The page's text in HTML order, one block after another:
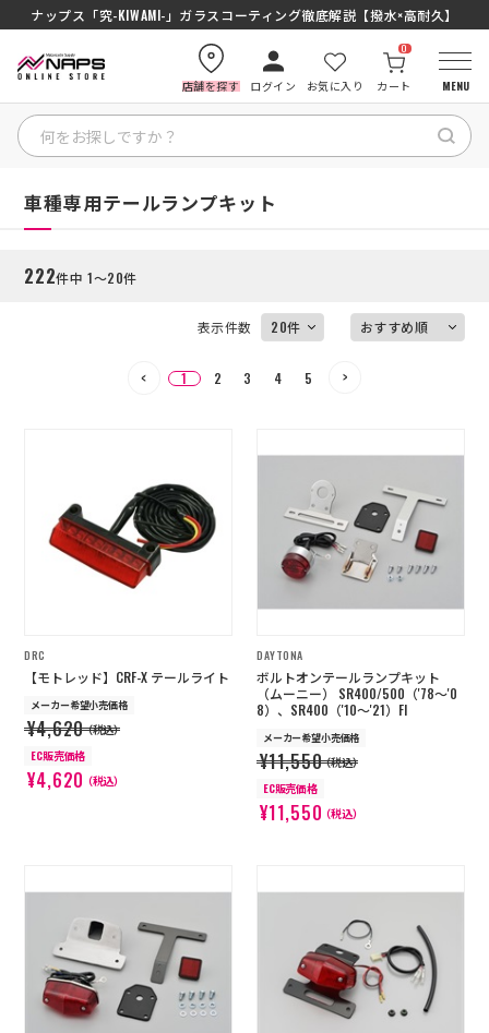
ナップス「究-KIWAMI-」ガラスコーティング徹底解説【撥水×高耐久】
店舗を探す ログイン お気に入り カート
0
MENU
HOME
店舗を探す
コーポレートサイト
採用情報
利用規約
商品レビュー利用規約
プライバシーポリシー
返金ポリシー
カスタマーハラスメントに対する方
針
絞り込む
HOME
車種専用テールランプキット
222件中 1～20件
表示件数
1 2 3 4 5
DRC
【モトレッド】CRF-X テールライト
メーカー希望小売価格
¥4,620（税込）
EC販売価格
¥4,620（税込）
DAYTONA
ボルトオンテールランプキット
（ムーニー） SR400/500（'78～'0
8）、SR400（'10～'21）FI
メーカー希望小売価格
¥11,550（税込）
EC販売価格
¥11,550（税込）